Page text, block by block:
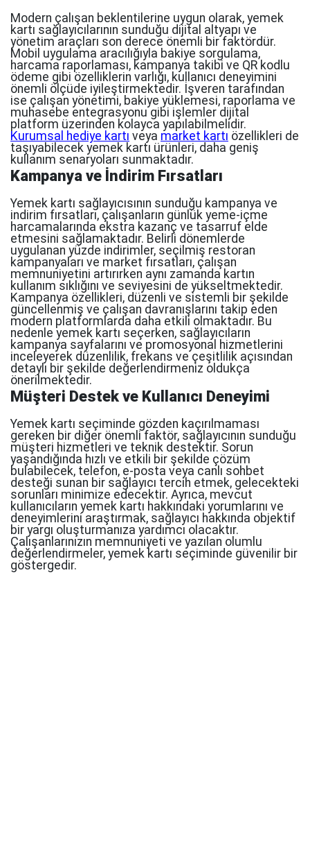
Modern çalışan beklentilerine uygun olarak, yemek
kartı sağlayıcılarının sunduğu dijital altyapı ve
yönetim araçları son derece önemli bir faktördür.
Mobil uygulama aracılığıyla bakiye sorgulama,
harcama raporlaması, kampanya takibi ve QR kodlu
ödeme gibi özelliklerin varlığı, kullanıcı deneyimini
önemli ölçüde iyileştirmektedir. İşveren tarafından
ise çalışan yönetimi, bakiye yüklemesi, raporlama ve
muhasebe entegrasyonu gibi işlemler dijital
platform üzerinden kolayca yapılabilmelidir.
Kurumsal hediye kartı veya market kartı özellikleri de
taşıyabilecek yemek kartı ürünleri, daha geniş
kullanım senaryoları sunmaktadır.
Kampanya ve İndirim Fırsatları
Yemek kartı sağlayıcısının sunduğu kampanya ve
indirim fırsatları, çalışanların günlük yeme-içme
harcamalarında ekstra kazanç ve tasarruf elde
etmesini sağlamaktadır. Belirli dönemlerde
uygulanan yüzde indirimler, seçilmiş restoran
kampanyaları ve market fırsatları, çalışan
memnuniyetini artırırken aynı zamanda kartın
kullanım sıklığını ve seviyesini de yükseltmektedir.
Kampanya özellikleri, düzenli ve sistemli bir şekilde
güncellenmiş ve çalışan davranışlarını takip eden
modern platformlarda daha etkili olmaktadır. Bu
nedenle yemek kartı seçerken, sağlayıcıların
kampanya sayfalarını ve promosyonal hizmetlerini
inceleyerek düzenlilik, frekans ve çeşitlilik açısından
detaylı bir şekilde değerlendirmeniz oldukça
önerilmektedir.
Müşteri Destek ve Kullanıcı Deneyimi
Yemek kartı seçiminde gözden kaçırılmaması
gereken bir diğer önemli faktör, sağlayıcının sunduğu
müşteri hizmetleri ve teknik destektir. Sorun
yaşandığında hızlı ve etkili bir şekilde çözüm
bulabilecek, telefon, e-posta veya canlı sohbet
desteği sunan bir sağlayıcı tercih etmek, gelecekteki
sorunları minimize edecektir. Ayrıca, mevcut
kullanıcıların yemek kartı hakkındaki yorumlarını ve
deneyimlerini araştırmak, sağlayıcı hakkında objektif
bir yargı oluşturmanıza yardımcı olacaktır.
Çalışanlarınızın memnuniyeti ve yazılan olumlu
değerlendirmeler, yemek kartı seçiminde güvenilir bir
göstergedir.